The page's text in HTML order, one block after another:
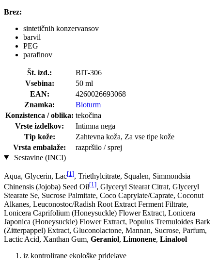
Brez:
sintetičnih konzervansov
barvil
PEG
parafinov
Št. izd.:
BIT-306
Vsebina:
50 ml
EAN:
4260026693068
Znamka:
Bioturm
Konzistenca / oblika: tekočina
Vrste izdelkov:
Intimna nega
Tip kože:
Zahtevna koža, Za vse tipe kože
Vrsta embalaže:
razpršilo / sprej
Sestavine (INCI)
Aqua, Glycerin, Lac[1], Triethylcitrate, Squalen, Simmondsia
Chinensis (Jojoba) Seed Oil[1], Glyceryl Stearat Citrat, Glyceryl
Stearate Se, Sucrose Palmitate, Coco Caprylate/Caprate, Coconut
Alkanes, Leuconostoc/Radish Root Extract Ferment Filtrate,
Lonicera Caprifolium (Honeysuckle) Flower Extract, Lonicera
Japonica (Honeysuckle) Flower Extract, Populus Tremuloides Bark
(Zitterpappel) Extract, Gluconolactone, Mannan, Sucrose, Parfum,
Lactic Acid, Xanthan Gum, Geraniol, Limonene, Linalool
iz kontrolirane ekološke pridelave